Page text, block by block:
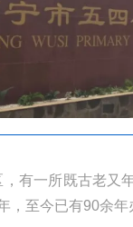
，有一所既古老
，至今已有90余年